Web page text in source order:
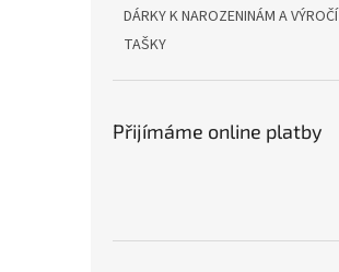
DÁRKY K NAROZENINÁM A VÝROČÍ
TAŠKY
Přijímáme online platby